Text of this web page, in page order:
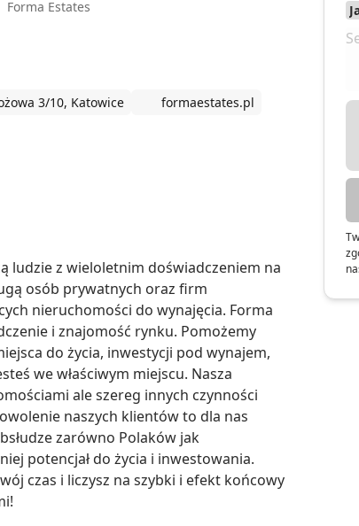
Forma Estates
3/10, Katowice formaestates.pl
z wieloletnim doświadczeniem na
osób prywatnych oraz firm
nieruchomości do wynajęcia. Forma
i znajomość rynku. Pomożemy
do życia, inwestycji pod wynajem,
we właściwym miejscu. Nasza
ale szereg innych czynności
naszych klientów to dla nas
zarówno Polaków jak
potencjał do życia i inwestowania.
czas i liczysz na szybki i efekt końcowy